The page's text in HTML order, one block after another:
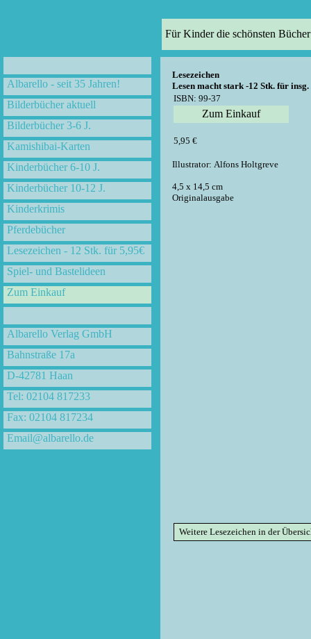
Für Kinder die schönsten Bücher
Albarello - seit 35 Jahren!
Bilderbücher aktuell
Bilderbücher 3-6 J.
Kamishibai-Karten
Kinderbücher 6-10 J.
Kinderbücher 10-12 J.
Kinderkrimis
Pferdebücher
Lesezeichen - 12 Stk. für 5,95€
Spiel- und Bastelideen
Zum Einkauf
Albarello Verlag GmbH
Bahnstraße 17a
D-42781 Haan
Tel: 02104 817233
Fax: 02104 817234
Email@albarello.de
Lesezeichen
Lesen macht stark -12 Stk. für insg.
ISBN: 99-37
Zum Einkauf
5,95 €
Illustrator: Alfons Holtgreve
4,5 x 14,5 cm
Originalausgabe
Weitere Lesezeichen in der